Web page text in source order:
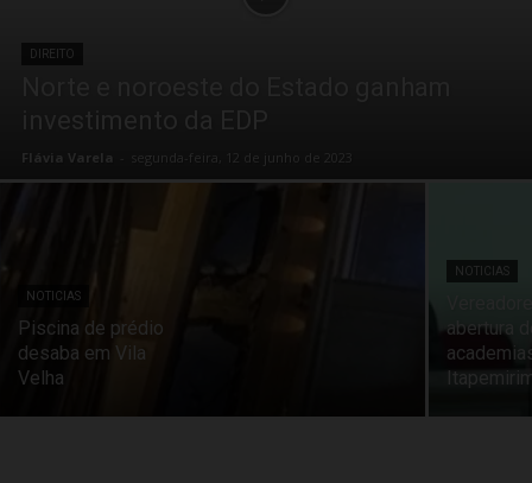
DIREITO
Flávia Varela segunda-feira, 12 de junho de 2023
NOTICIAS
Piscina de prédio
desaba em Vila
Velha
NOTICIAS
abertura